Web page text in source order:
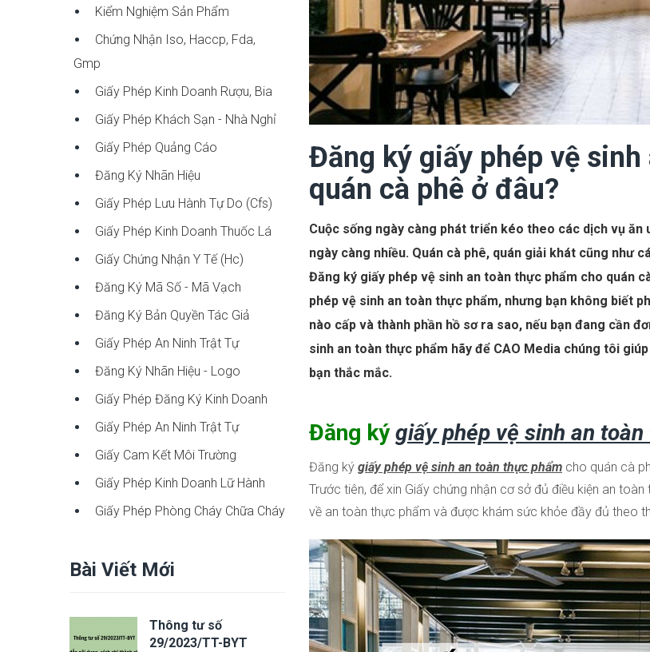
Đăng ký giấy phép vệ
quán cà phê ở đâu?
Cuộc sống ngày càng phát triển kéo theo các dịch vụ
ngày càng nhiều. Quán cà phê, quán giải khát cũng như
Đăng ký giấy phép vệ sinh an toàn thực phẩm cho quán
phép vệ sinh an toàn thực phẩm, nhưng bạn không biết
nào cấp và thành phần hồ sơ ra sao, nếu bạn đang cần
sinh an toàn thực phẩm hãy để CAO Media chúng tôi
bạn thắc mắc.
Đăng kýgiấy phép vệ sinh an
Đăng ký giấy phép vệ sinh an toàn thực phẩm cho quán cà
Trước tiên, để xin Giấy chứng nhận cơ sở đủ điều kiện an
về an toàn thực phẩm và được khám sức khỏe đầy đủ theo
Kiểm Nghiệm Sản Phẩm
Chứng Nhận Iso, Haccp, Fda,
Gmp
Giấy Phép Kinh Doanh Rượu, Bia
Giấy Phép Khách Sạn - Nhà Nghỉ
Giấy Phép Quảng Cáo
Đăng Ký Nhãn Hiệu
Giấy Phép Lưu Hành Tự Do (cfs)
Giấy Phép Kinh Doanh Thuốc Lá
Giấy Chứng Nhận Y Tế (hc)
Đăng Ký Mã Số - Mã Vạch
Đăng Ký Bản Quyền Tác Giả
Giấy Phép An Ninh Trật Tự
Đăng Ký Nhãn Hiệu - Logo
Giấy Phép Đăng Ký Kinh Doanh
Giấy Phép An Ninh Trật Tự
Giấy Cam Kết Môi Trường
Giấy Phép Kinh Doanh Lữ Hành
Giấy Phép Phòng Cháy Chữa Cháy
Bài Viết Mới
Thông tư số
29/2023/TT-BYT